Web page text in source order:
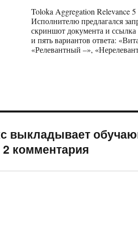
Toloka Aggregation Relevance 5
Исполнителю предлагался
скриншот документа и
и пять вариантов ответа:
«Релевантный –»,
выкладывает
комментария